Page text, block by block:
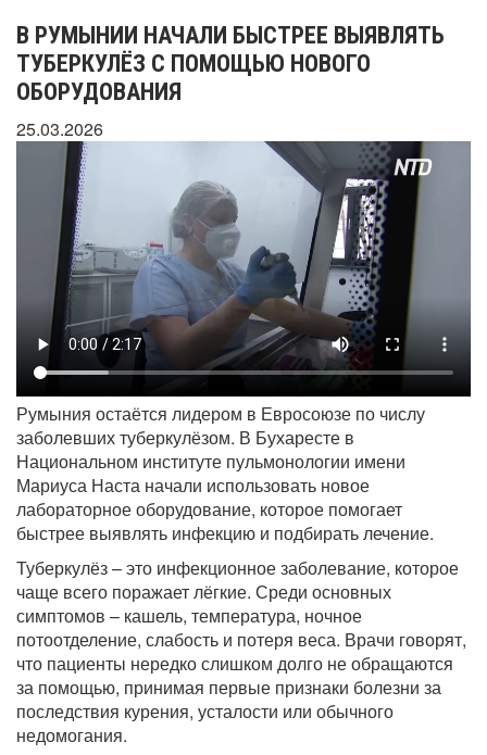
В РУМЫНИИ НАЧАЛИ БЫСТРЕЕ ВЫЯВЛЯТЬ
ТУБЕРКУЛЁЗ С ПОМОЩЬЮ НОВОГО
ОБОРУДОВАНИЯ
25.03.2026
Румыния остаётся лидером в Евросоюзе по числу
заболевших туберкулёзом. В Бухаресте в
Национальном институте пульмонологии имени
Мариуса Наста начали использовать новое
лабораторное оборудование, которое помогает
быстрее выявлять инфекцию и подбирать лечение.
Туберкулёз – это инфекционное заболевание, которое
чаще всего поражает лёгкие. Среди основных
симптомов – кашель, температура, ночное
потоотделение, слабость и потеря веса. Врачи говорят,
что пациенты нередко слишком долго не обращаются
за помощью, принимая первые признаки болезни за
последствия курения, усталости или обычного
недомогания.